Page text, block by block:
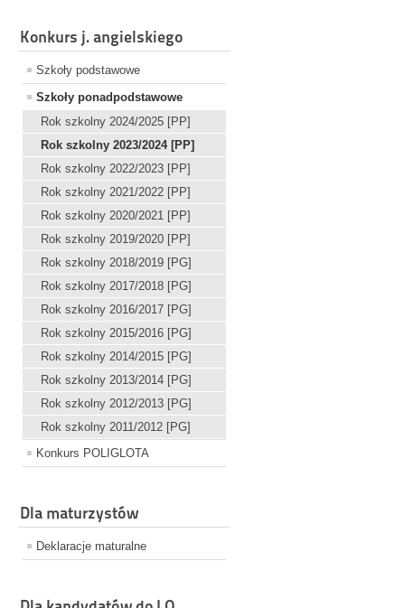
Konkurs j. angielskiego
Szkoły podstawowe
Szkoły ponadpodstawowe
Rok szkolny 2024/2025 [PP]
Rok szkolny 2023/2024 [PP]
Rok szkolny 2022/2023 [PP]
Rok szkolny 2021/2022 [PP]
Rok szkolny 2020/2021 [PP]
Rok szkolny 2019/2020 [PP]
Rok szkolny 2018/2019 [PG]
Rok szkolny 2017/2018 [PG]
Rok szkolny 2016/2017 [PG]
Rok szkolny 2015/2016 [PG]
Rok szkolny 2014/2015 [PG]
Rok szkolny 2013/2014 [PG]
Rok szkolny 2012/2013 [PG]
Rok szkolny 2011/2012 [PG]
Konkurs POLIGLOTA
Dla maturzystów
Deklaracje maturalne